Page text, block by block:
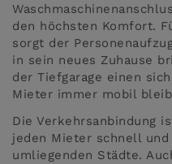
den höchsten Komfort.
sorgt der
in sein neues Zuhause
der Tiefgarage einen
Mieter immer mobil
Die Verkehrsanbindung
jeden Mieter schnell
umliegenden Städte.